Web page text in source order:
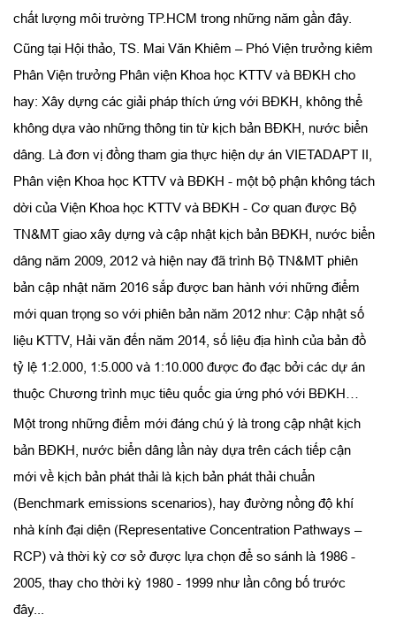
chất lượng môi trường TP.HCM trong những năm gần đây.
Cũng tại Hội thảo, TS. Mai Văn Khiêm – Phó Viện trưởng kiêm
Phân Viện trưởng Phân viện Khoa học KTTV và BĐKH cho
hay: Xây dựng các giải pháp thích ứng với BĐKH, không thể
không dựa vào những thông tin từ kịch bản BĐKH, nước biển
dâng. Là đơn vị đồng tham gia thực hiện dự án VIETADAPT II,
Phân viện Khoa học KTTV và BĐKH - một bộ phận không tách
dời của Viện Khoa học KTTV và BĐKH - Cơ quan được Bộ
TN&MT giao xây dựng và cập nhật kịch bản BĐKH, nước biển
dâng năm 2009, 2012 và hiện nay đã trình Bộ TN&MT phiên
bản cập nhật năm 2016 sắp được ban hành với những điểm
mới quan trọng so với phiên bản năm 2012 như: Cập nhật số
liệu KTTV, Hải văn đến năm 2014, số liệu địa hình của bản đồ
tỷ lệ 1:2.000, 1:5.000 và 1:10.000 được đo đạc bởi các dự án
thuộc Chương trình mục tiêu quốc gia ứng phó với BĐKH…
Một trong những điểm mới đáng chú ý là trong cập nhật kịch
bản BĐKH, nước biển dâng lần này dựa trên cách tiếp cận
mới về kịch bản phát thải là kịch bản phát thải chuẩn
(Benchmark emissions scenarios), hay đường nồng độ khí
nhà kính đại diện (Representative Concentration Pathways –
RCP) và thời kỳ cơ sở được lựa chọn để so sánh là 1986 -
2005, thay cho thời kỳ 1980 - 1999 như lần công bố trước
đây...